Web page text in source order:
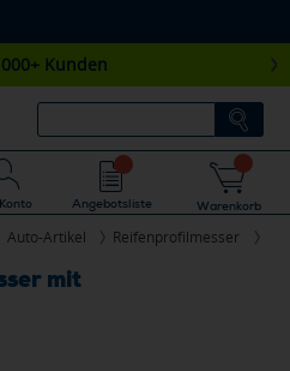
Kunden
Angebotsliste Warenkorb
Auto-Artikel Reifenprofilmesser
mit